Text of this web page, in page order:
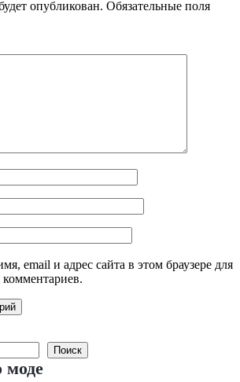
опубликован. Обязательные поля
email и адрес сайта в этом браузере для
Поиск
моде